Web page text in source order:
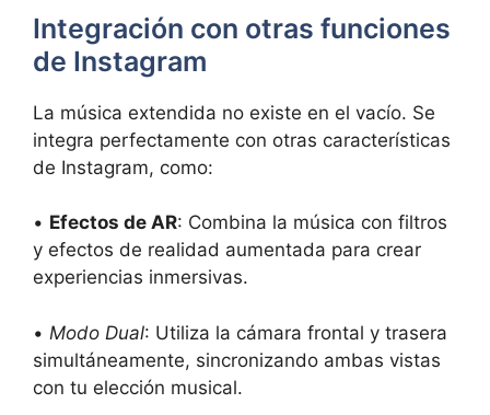
Integración con otras funciones
de Instagram
La música extendida no existe en el vacío. Se
integra perfectamente con otras características
de Instagram, como:
• Efectos de AR: Combina la música con filtros
y efectos de realidad aumentada para crear
experiencias inmersivas.
• Modo Dual: Utiliza la cámara frontal y trasera
simultáneamente, sincronizando ambas vistas
con tu elección musical.